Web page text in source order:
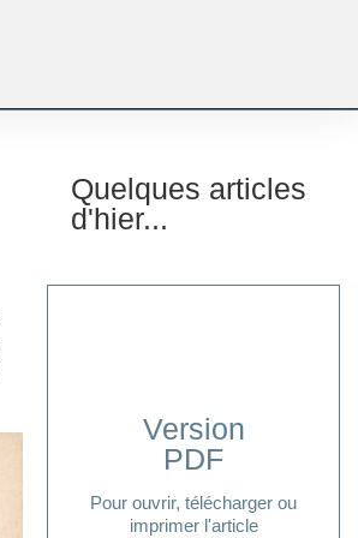
Quelques articles
d'hier...
Version
PDF
Pour ouvrir, télécharger ou
imprimer l'article
Cliquer ici